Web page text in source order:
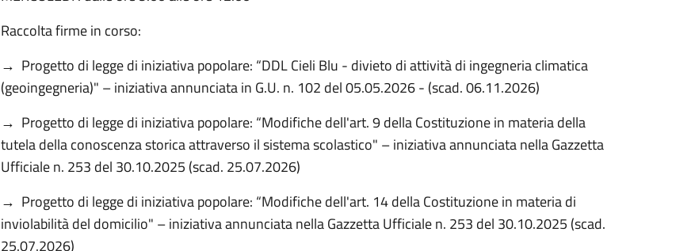
Raccolta firme in corso:
→ Progetto di legge di iniziativa popolare: “DDL Cieli Blu - divieto di attività di ingegneria climatica
(geoingegneria)" – iniziativa annunciata in G.U. n. 102 del 05.05.2026 - (scad. 06.11.2026)
→ Progetto di legge di iniziativa popolare: “Modifiche dell'art. 9 della Costituzione in materia della
tutela della conoscenza storica attraverso il sistema scolastico" – iniziativa annunciata nella Gazzetta
Ufficiale n. 253 del 30.10.2025 (scad. 25.07.2026)
→ Progetto di legge di iniziativa popolare: “Modifiche dell'art. 14 della Costituzione in materia di
inviolabilità del domicilio" – iniziativa annunciata nella Gazzetta Ufficiale n. 253 del 30.10.2025 (scad.
25.07.2026)